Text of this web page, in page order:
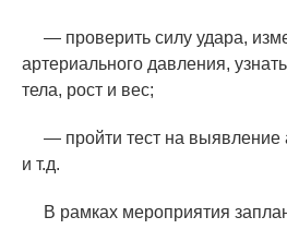
— проверить силу удара,
артериального давления,
тела, рост и вес;
— пройти тест на выявление
и т.д.
В рамках мероприятия